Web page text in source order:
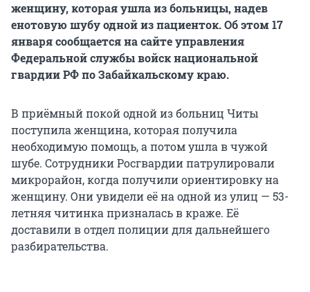
женщину, которая ушла из больницы, надев
енотовую шубу одной из пациенток. Об этом 17
января сообщается на сайте управления
Федеральной службы войск национальной
гвардии РФ по Забайкальскому краю.
В приёмный покой одной из больниц Читы
поступила женщина, которая получила
необходимую помощь, а потом ушла в чужой
шубе. Сотрудники Росгвардии патрулировали
микрорайон, когда получили ориентировку на
женщину. Они увидели её на одной из улиц — 53-
летняя читинка призналась в краже. Её
доставили в отдел полиции для дальнейшего
разбирательства.